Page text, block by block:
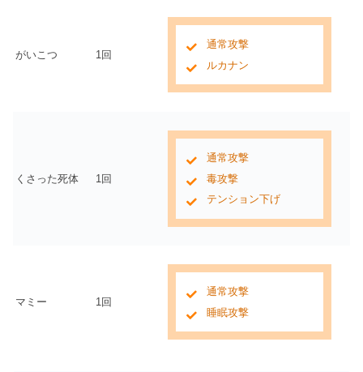
がいこつ 1回
通常攻撃
ルカナン
くさった死体 1回
通常攻撃
毒攻撃
テンション下げ
マミー 1回
通常攻撃
睡眠攻撃